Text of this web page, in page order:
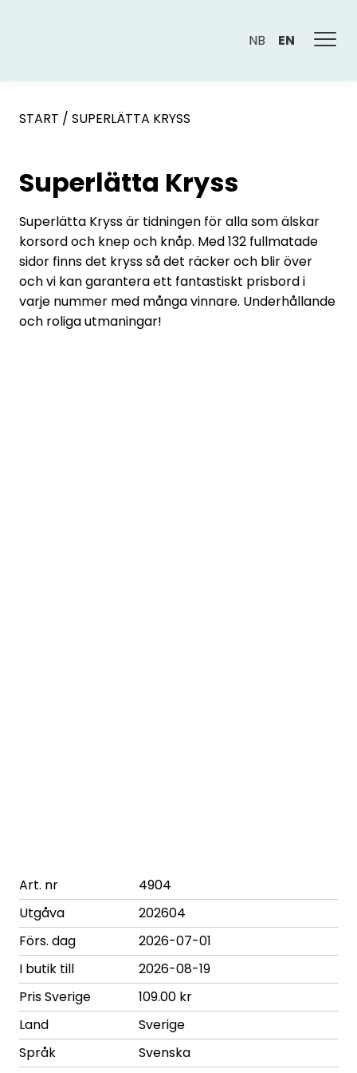
NB EN
START / SUPERLÄTTA KRYSS
Superlätta Kryss
Superlätta Kryss är tidningen för alla som älskar
korsord och knep och knåp. Med 132 fullmatade
sidor finns det kryss så det räcker och blir över
och vi kan garantera ett fantastiskt prisbord i
varje nummer med många vinnare. Underhållande
och roliga utmaningar!
Art. nr
4904
Utgåva
202604
Förs. dag
2026-07-01
I butik till
2026-08-19
Pris Sverige
109.00 kr
Land
Sverige
Språk
Svenska